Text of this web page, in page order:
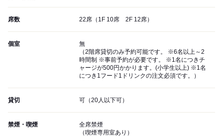
席数 22席（1F 10席 2F 12席）
個室
無
（2階席貸切のみ予約可能です。 ※6名以上～2
時間制 ※事前予約が必要です。 ※1名につきチ
ャージが500円かかります。(小学生以上) ※1名
につき1フード1ドリンクの注文必須です。）
貸切 可（20人以下可）
禁煙・喫煙
全席禁煙
（喫煙専用室あり）